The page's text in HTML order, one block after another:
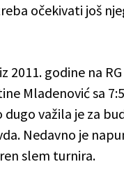
očekivati još
2011. godine na
Mladenović sa
dugo važila je za
Nedavno je
slem turnira.